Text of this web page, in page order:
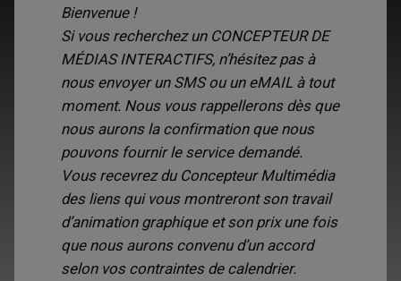
Bienvenue !
Si vous recherchez un CONCEPTEUR DE
MÉDIAS INTERACTIFS, n’hésitez pas à
nous envoyer un SMS ou un eMAIL à tout
moment. Nous vous rappellerons dès que
nous aurons la confirmation que nous
pouvons fournir le service demandé.
Vous recevrez du Concepteur Multimédia
des liens qui vous montreront son travail
d’animation graphique et son prix une fois
que nous aurons convenu d’un accord
selon vos contraintes de calendrier.